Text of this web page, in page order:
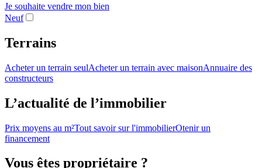
Je souhaite vendre mon bien
Neuf
Terrains
Acheter un terrain seulAcheter un terrain avec maisonAnnuaire des
constructeurs
L’actualité de l’immobilier
Prix moyens au m²Tout savoir sur l'immobilierOtenir un
financement
Vous êtes propriétaire ?